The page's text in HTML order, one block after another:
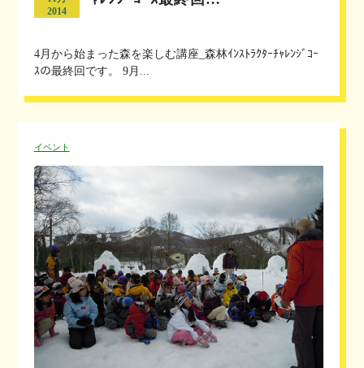
2014
4月から始まった森を楽しむ講座_森林ｲﾝｽﾄﾗｸﾀｰﾁｬﾚﾝｼﾞｺｰ
ｽの最終回です。 9月...
イベント